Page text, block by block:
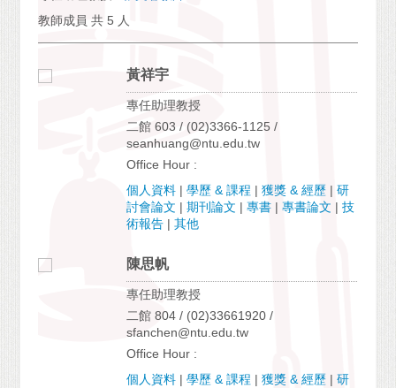
教師成員 共 5 人
黃祥宇
專任助理教授
二館 603 / (02)3366-1125 /
seanhuang@ntu.edu.tw
Office Hour :
個人資料 |學歷 & 課程 |獲獎 & 經歷 |研
討會論文 |期刊論文 |專書 |專書論文 |技
術報告 |其他
陳思帆
專任助理教授
二館 804 / (02)33661920 /
sfanchen@ntu.edu.tw
Office Hour :
個人資料 |學歷 & 課程 |獲獎 & 經歷 |研